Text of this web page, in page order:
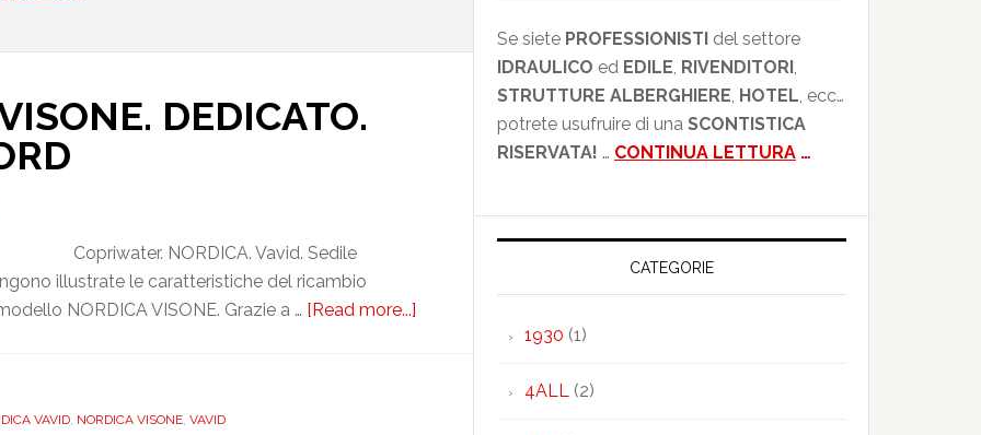
DEDICATO.
Copriwater. NORDICA. Vavid. Sedile
illustrate le caratteristiche del ricambio
NORDICA VISONE. Grazie a … [Read more...]
NORDICA.
DEDICATO.
VAVID, NORDICA VISONE, VAVID
Se siete PROFESSIONISTI del settore
IDRAULICO ed EDILE, RIVENDITORI,
STRUTTURE ALBERGHIERE, HOTEL, ecc…
potrete usufruire di una SCONTISTICA
RISERVATA! … CONTINUA LETTURA …
CATEGORIE
1930 (1)
4ALL (2)